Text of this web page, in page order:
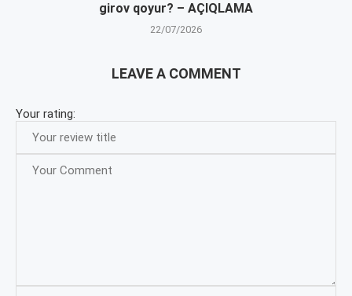
girov qoyur? – AÇIQLAMA
22/07/2026
LEAVE A COMMENT
Your rating: